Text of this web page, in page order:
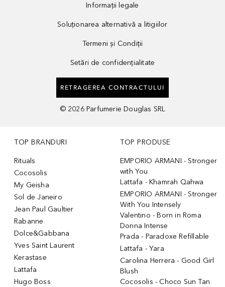
Informații legale
Soluționarea alternativă a litigiilor
Termeni și Condiții
Setări de confidențialitate
RETRAGEREA CONTRACTULUI
© 2026 Parfumerie Douglas SRL
TOP BRANDURI
Rituals
Cocosolis
My Geisha
Sol de Janeiro
Jean Paul Gaultier
Rabanne
Dolce&Gabbana
Yves Saint Laurent
Kerastase
Lattafa
Hugo Boss
TOP PRODUSE
EMPORIO ARMANI - Stronger
with You
Lattafa - Khamrah Qahwa
EMPORIO ARMANI - Stronger
With You Intensely
Valentino - Born in Roma
Donna Intense
Prada - Paradoxe Refillable
Lattafa - Yara
Carolina Herrera - Good Girl
Blush
Cocosolis - Choco Sun Tan